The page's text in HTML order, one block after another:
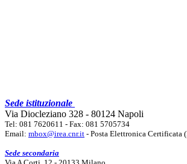
Sede istituzionale
Via Diocleziano 328 - 80124 Napoli
Tel: 081 7620611 - Fax: 081 5705734
Email: mbox@irea.cnr.it - Posta Elettronica Certificata
Sede secondaria